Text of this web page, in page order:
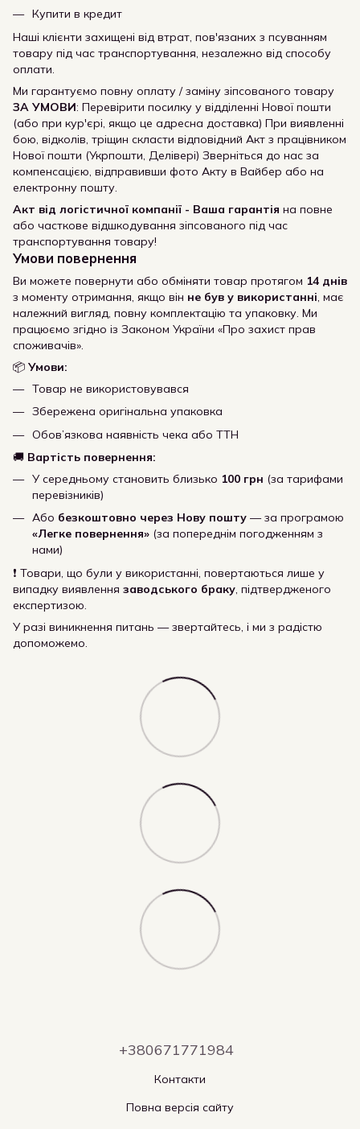
Купити в кредит
Наші клієнти захищені від втрат, пов'язаних з псуванням
товару під час транспортування, незалежно від способу
оплати.
Ми гарантуємо повну оплату / заміну зіпсованого товару
ЗА УМОВИ: Перевірити посилку у відділенні Нової пошти
(або при кур'єрі, якщо це адресна доставка) При виявленні
бою, відколів, тріщин скласти відповідний Акт з працівником
Нової пошти (Укрпошти, Делівері) Зверніться до нас за
компенсацією, відправивши фото Акту в Вайбер або на
електронну пошту.
Акт від логістичної компанії - Ваша гарантія на повне
або часткове відшкодування зіпсованого під час
транспортування товару!
Умови повернення
Ви можете повернути або обміняти товар протягом 14 днів
з моменту отримання, якщо він не був у використанні, має
належний вигляд, повну комплектацію та упаковку. Ми
працюємо згідно із Законом України «Про захист прав
споживачів».
📦 Умови:
Товар не використовувався
Збережена оригінальна упаковка
Обов’язкова наявність чека або ТТН
🚚 Вартість повернення:
У середньому становить близько 100 грн (за тарифами
перевізників)
Або безкоштовно через Нову пошту — за програмою
«Легке повернення» (за попереднім погодженням з
нами)
❗ Товари, що були у використанні, повертаються лише у
випадку виявлення заводського браку, підтвердженого
експертизою.
У разі виникнення питань — звертайтесь, і ми з радістю
допоможемо.
+380671771984
Контакти
Повна версія сайту